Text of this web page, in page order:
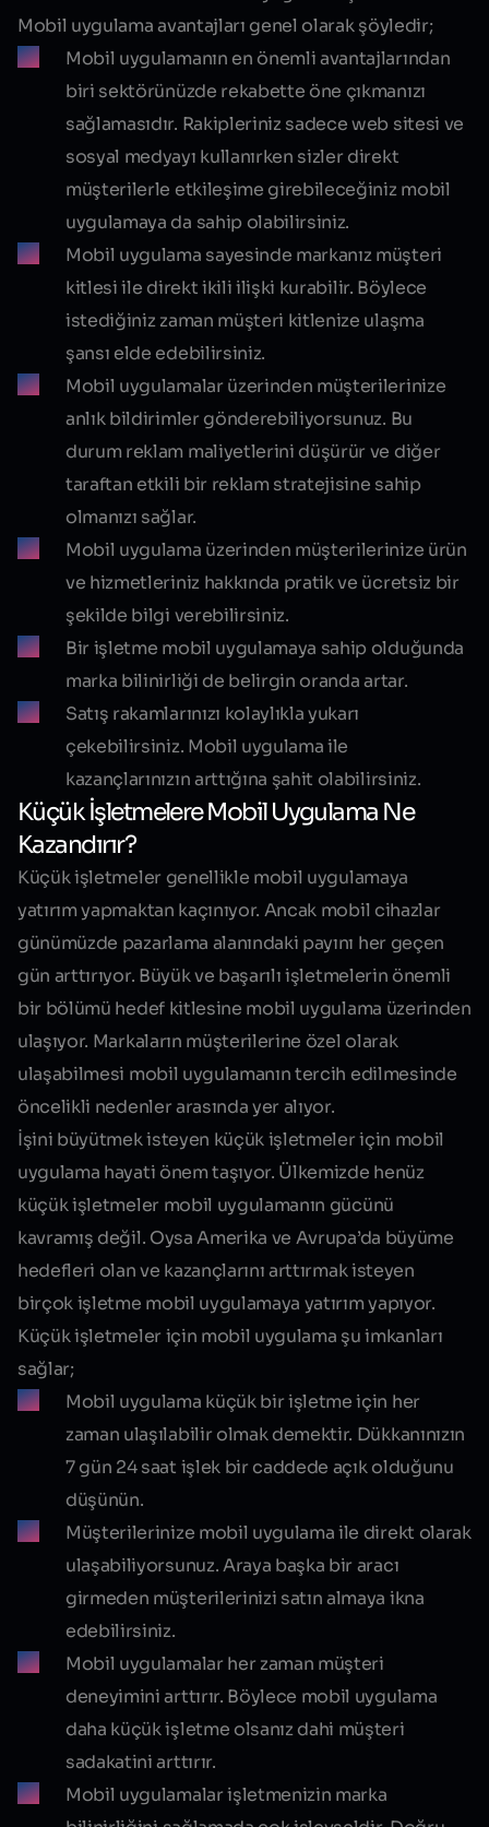
Mobil uygulama avantajları genel olarak şöyledir;
Mobil uygulamanın en önemli avantajlarından
biri sektörünüzde rekabette öne çıkmanızı
sağlamasıdır. Rakipleriniz sadece web sitesi ve
sosyal medyayı kullanırken sizler direkt
müşterilerle etkileşime girebileceğiniz mobil
uygulamaya da sahip olabilirsiniz.
Mobil uygulama sayesinde markanız müşteri
kitlesi ile direkt ikili ilişki kurabilir. Böylece
istediğiniz zaman müşteri kitlenize ulaşma
şansı elde edebilirsiniz.
Mobil uygulamalar üzerinden müşterilerinize
anlık bildirimler gönderebiliyorsunuz. Bu
durum reklam maliyetlerini düşürür ve diğer
taraftan etkili bir reklam stratejisine sahip
olmanızı sağlar.
Mobil uygulama üzerinden müşterilerinize ürün
ve hizmetleriniz hakkında pratik ve ücretsiz bir
şekilde bilgi verebilirsiniz.
Bir işletme mobil uygulamaya sahip olduğunda
marka bilinirliği de belirgin oranda artar.
Satış rakamlarınızı kolaylıkla yukarı
çekebilirsiniz. Mobil uygulama ile
kazançlarınızın arttığına şahit olabilirsiniz.
Küçük İşletmelere Mobil Uygulama Ne
Kazandırır?
Küçük işletmeler genellikle mobil uygulamaya
yatırım yapmaktan kaçınıyor. Ancak mobil cihazlar
günümüzde pazarlama alanındaki payını her geçen
gün arttırıyor. Büyük ve başarılı işletmelerin önemli
bir bölümü hedef kitlesine mobil uygulama üzerinden
ulaşıyor. Markaların müşterilerine özel olarak
ulaşabilmesi mobil uygulamanın tercih edilmesinde
öncelikli nedenler arasında yer alıyor.
İşini büyütmek isteyen küçük işletmeler için mobil
uygulama hayati önem taşıyor. Ülkemizde henüz
küçük işletmeler mobil uygulamanın gücünü
kavramış değil. Oysa Amerika ve Avrupa’da büyüme
hedefleri olan ve kazançlarını arttırmak isteyen
birçok işletme mobil uygulamaya yatırım yapıyor.
Küçük işletmeler için mobil uygulama şu imkanları
sağlar;
Mobil uygulama küçük bir işletme için her
zaman ulaşılabilir olmak demektir. Dükkanınızın
7 gün 24 saat işlek bir caddede açık olduğunu
düşünün.
Müşterilerinize mobil uygulama ile direkt olarak
ulaşabiliyorsunuz. Araya başka bir aracı
girmeden müşterilerinizi satın almaya ikna
edebilirsiniz.
Mobil uygulamalar her zaman müşteri
deneyimini arttırır. Böylece mobil uygulama
daha küçük işletme olsanız dahi müşteri
sadakatini arttırır.
Mobil uygulamalar işletmenizin marka